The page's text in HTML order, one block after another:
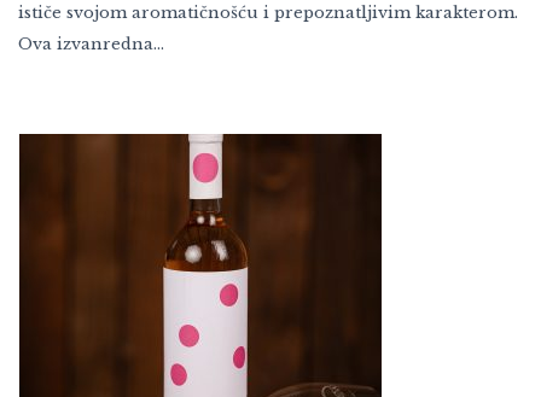
ističe svojom aromatičnošću i prepoznatljivim karakterom.
Ova izvanredna…